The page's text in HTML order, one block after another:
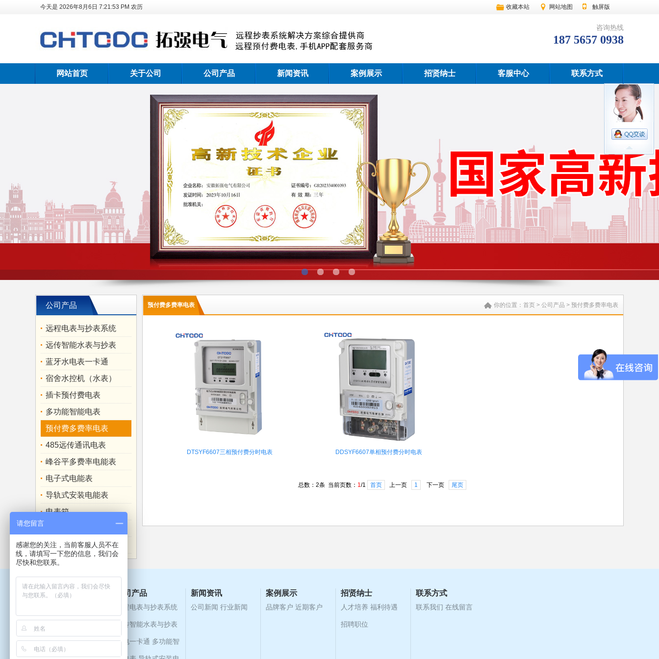
今天是 2026年8月6日 7:21:54 PM 农历 收藏本站 网站地图 触屏版
咨询热线
187 5657 0938
网站首页 关于公司 公司产品 新闻资讯 案例展示 招贤纳士 客服中心 联系方式
公司产品
远程电表与抄表系统
远传智能水表与抄表
蓝牙水电表一卡通
宿舍水控机（水表）
插卡预付费电表
多功能智能电表
预付费多费率电表
485远传通讯电表
峰谷平多费率电能表
电子式电能表
导轨式安装电能表
电表箱
电流互感器
预付费多费率电表 你的位置： 首页 > 公司产品 > 预付费多费率电表
DTSYF6607三相预付费分时电表 DDSYF6607单相预付费分时电表
总数：2条 当前页数： 1/1 首页 上一页 1 下一页 尾页
关于公司
企业文化
业务介绍
公司产品
远程电表与抄表系统
远传智能水表与抄表
水电一卡通 多功能智
新闻资讯
公司新闻 行业新闻
案例展示
品牌客户 近期客户
招贤纳士
人才培养 福利待遇
招聘职位
联系方式
联系我们 在线留言
请您留言
感谢您的关注，当前客服人员不在
线，请填写一下您的信息，我们会
尽快和您联系。